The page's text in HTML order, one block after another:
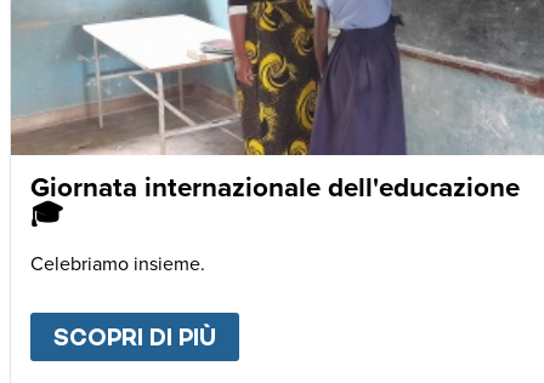
Giornata internazionale dell'educazione
🎓
Celebriamo insieme.
SCOPRI DI PIÙ